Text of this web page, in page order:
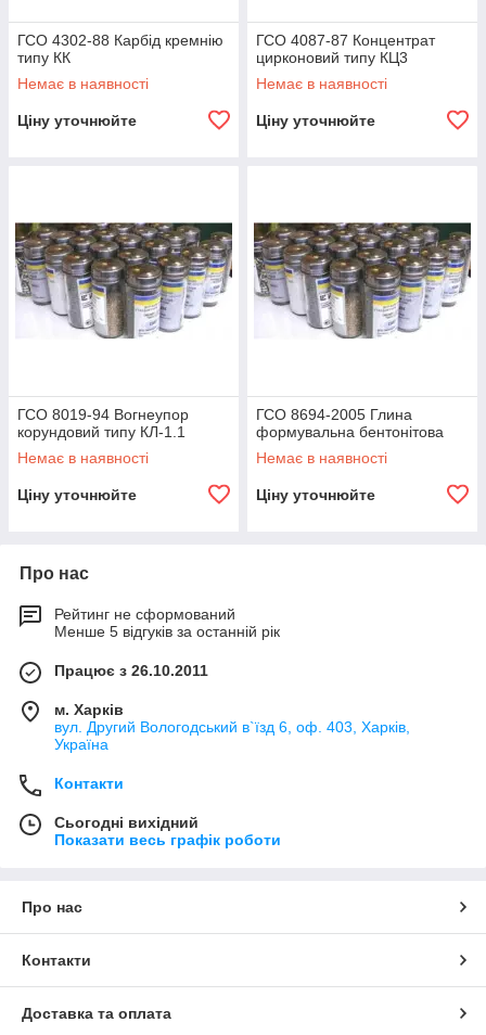
ГСО 4302-88 Карбід кремнію
типу КК
Немає в наявності
Ціну уточнюйте
ГСО 4087-87 Концентрат
цирконовий типу КЦ3
Немає в наявності
Ціну уточнюйте
ГСО 8019-94 Вогнеупор
корундовий типу КЛ-1.1
Немає в наявності
Ціну уточнюйте
ГСО 8694-2005 Глина
формувальна бентонітова
Немає в наявності
Ціну уточнюйте
Про нас
Рейтинг не сформований
Менше 5 відгуків за останній рік
Працює з 26.10.2011
м. Харків
вул. Другий Вологодський в`їзд 6, оф. 403, Харків,
Україна
Контакти
Сьогодні вихідний
Показати весь графік роботи
Про нас
Контакти
Доставка та оплата